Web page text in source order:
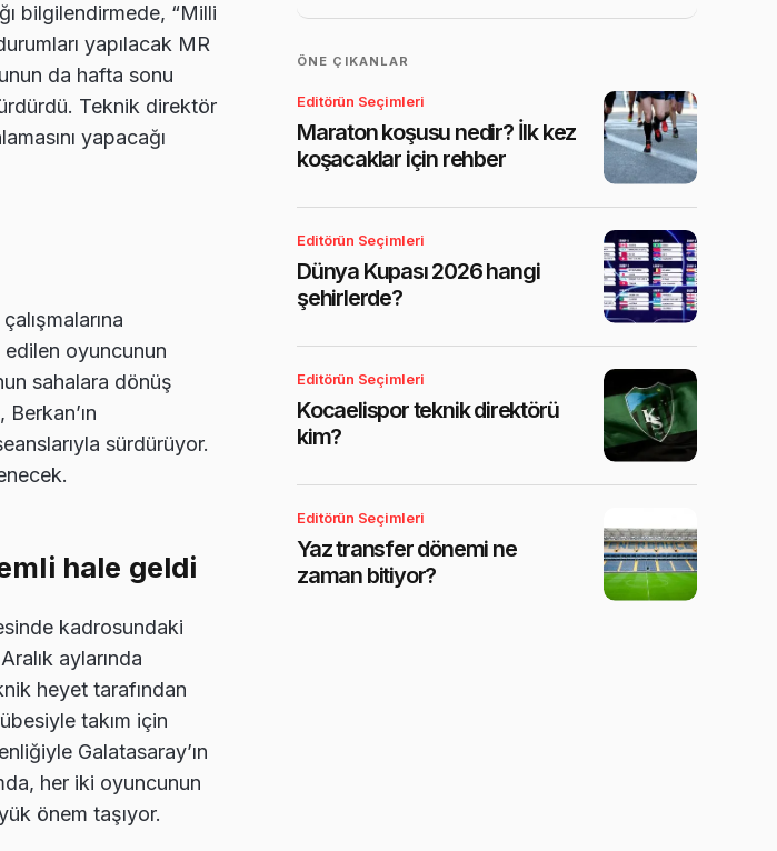
bilgilendirmede, “Milli
yapılacak MR
da hafta sonu
Teknik direktör
yapacağı
oyuncunun
sahalara dönüş
sürdürüyor.
hale geldi
kadrosundaki
aylarında
heyet tarafından
takım için
Galatasaray’ın
her iki oyuncunun
önem taşıyor.
ÖNE ÇIKANLAR
Editörün Seçimleri
Maraton koşusu nedir? İlk kez
koşacaklar için rehber
Editörün Seçimleri
Dünya Kupası 2026 hangi
şehirlerde?
Editörün Seçimleri
Kocaelispor teknik direktörü
kim?
Editörün Seçimleri
Yaz transfer dönemi ne
zaman bitiyor?